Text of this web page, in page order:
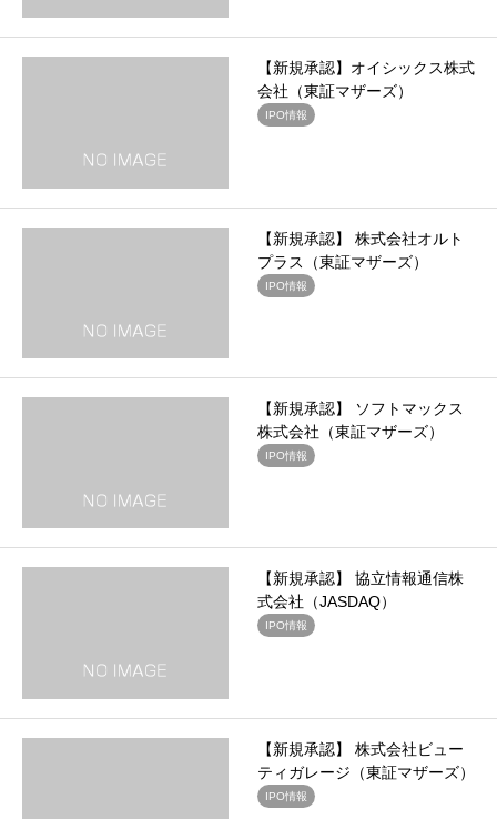
【新規承認】オイシックス株式
会社（東証マザーズ）
IPO情報
【新規承認】 株式会社オルト
プラス（東証マザーズ）
IPO情報
【新規承認】 ソフトマックス
株式会社（東証マザーズ）
IPO情報
【新規承認】 協立情報通信株
式会社（JASDAQ）
IPO情報
【新規承認】 株式会社ビュー
ティガレージ（東証マザーズ）
IPO情報